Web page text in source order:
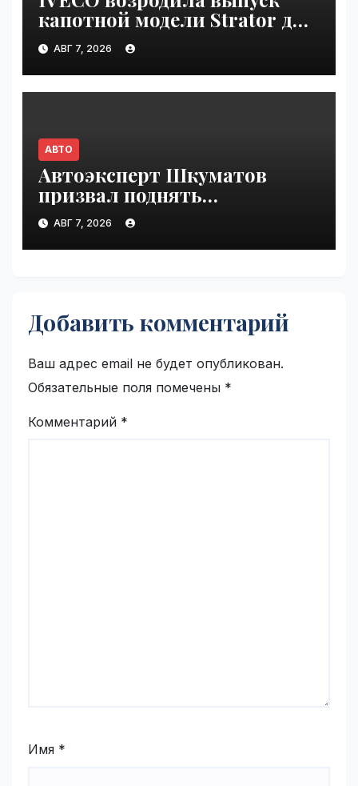
капотной модели Strator для
Европы | VseTime.ru
АВГ 7, 2026
АВТО
Автоэксперт Шкуматов
призвал поднять
разрешённую скорость на
дорогах России | VseTime.ru
АВГ 7, 2026
Добавить комментарий
Ваш адрес email не будет опубликован.
Обязательные поля помечены *
Комментарий *
Имя *